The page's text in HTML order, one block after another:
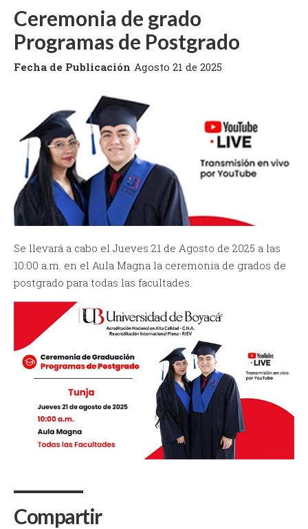
Ceremonia de grado
Programas de Postgrado
Fecha de Publicación Agosto 21 de 2025
Se llevará a cabo el Jueves 21 de Agosto de 2025 a las
10:00 a.m. en el Aula Magna la ceremonia de grados de
postgrado para todas las facultades.
Compartir